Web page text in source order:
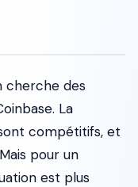
cherche des
La
compétitifs, et
pour un
est plus